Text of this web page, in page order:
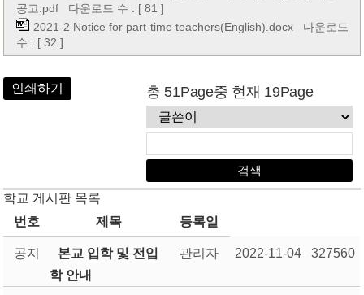
공고.pdf 다운로드 수 : [ 81 ]
2021-2 Notice for part-time teachers(English).docx 다운로드
수 : [ 32 ]
인쇄하기 총 51Page중 현재 19Page
학교 게시판 목록
번호
제목 등록일
공지
본교 입학 및 전입
학 안내
관리자 2022-11-04 327560